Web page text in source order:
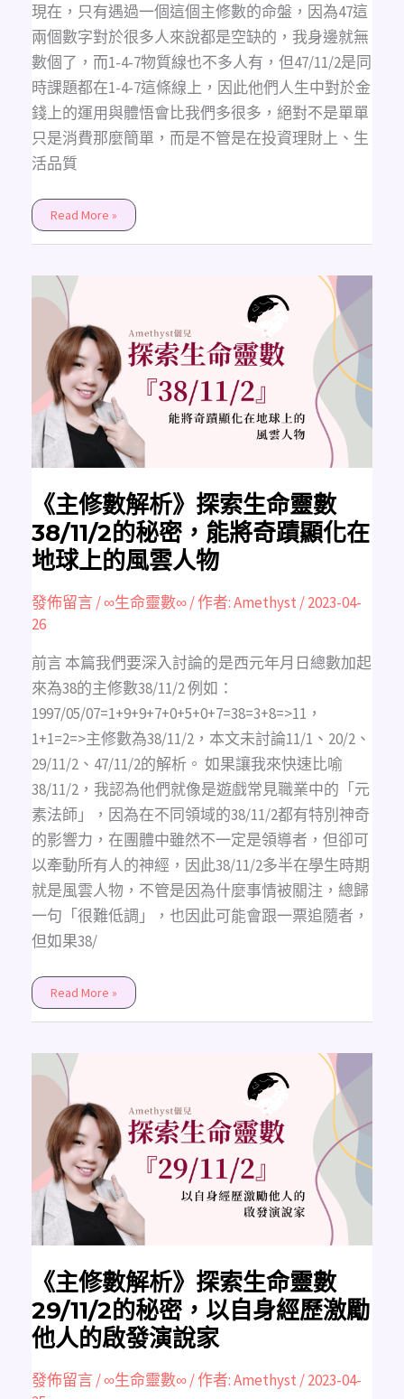
現在，只有遇過一個這個主修數的命盤，因為47這
兩個數字對於很多人來說都是空缺的，我身邊就無
數個了，而1-4-7物質線也不多人有，但47/11/2是同
時課題都在1-4-7這條線上，因此他們人生中對於金
錢上的運用與體悟會比我們多很多，絕對不是單單
只是消費那麼簡單，而是不管是在投資理財上、生
活品質
Read More »
《主修數解析》探索生命靈數
38/11/2的秘密，能將奇蹟顯化在
地球上的風雲人物
發佈留言/∞生命靈數∞/ 作者:Amethyst /2023-04-
26
前言 本篇我們要深入討論的是西元年月日總數加起
來為38的主修數38/11/2 例如：
1997/05/07=1+9+9+7+0+5+0+7=38=3+8=>11，
1+1=2=>主修數為38/11/2，本文未討論11/1、20/2、
29/11/2、47/11/2的解析。 如果讓我來快速比喻
38/11/2，我認為他們就像是遊戲常見職業中的「元
素法師」，因為在不同領域的38/11/2都有特別神奇
的影響力，在團體中雖然不一定是領導者，但卻可
以牽動所有人的神經，因此38/11/2多半在學生時期
就是風雲人物，不管是因為什麼事情被關注，總歸
一句­「很難低調」，也因此可能會跟一票追隨者，
但如果38/
《主
析》
探
索
生
命
靈
數
38/11/2
的
秘
密，
能
奇
蹟
顯
化
在
地
球
的
風
Read More »
《主修數解析》探索生命靈數
29/11/2的秘密，以自身經歷激勵
他人的啟發演說家
發佈留言/∞生命靈數∞/ 作者:Amethyst /2023-04-
《主
析》
探
索
生
命
靈
數
29/11/2
的
秘
密，
以
身
經
歷
激
勵
他
人
啟
發